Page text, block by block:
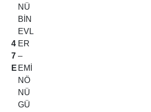
NÜ
4
7
E
BİN
EVL
ER
–
EMİ
NÖ
NÜ
GÜ